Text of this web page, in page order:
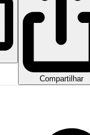
Compartilhar